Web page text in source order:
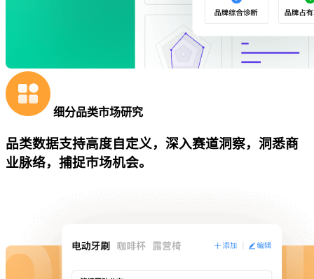
细分品类市场研究
品类数据支持高度自定义，深入赛道洞察，洞悉商
业脉络，捕捉市场机会。